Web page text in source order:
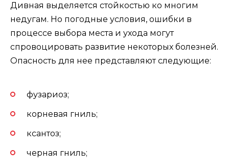
Дивная выделяется стойкостью ко многим
недугам. Но погодные условия, ошибки в
процессе выбора места и ухода могут
спровоцировать развитие некоторых болезней.
Опасность для нее представляют следующие:
фузариоз;
корневая гниль;
ксантоз;
черная гниль;